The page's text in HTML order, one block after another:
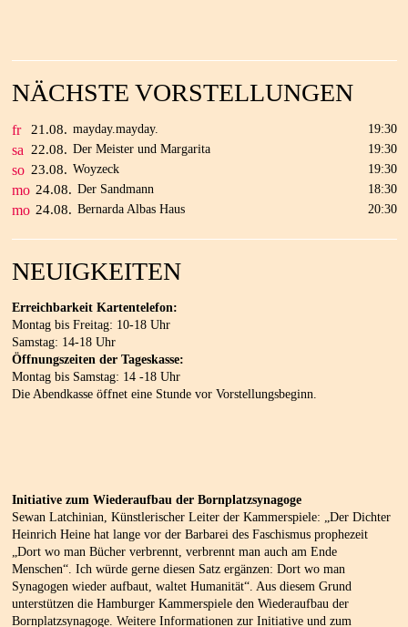
NÄCHSTE VORSTELLUNGEN
fr 21.08. mayday.mayday. 19:30
sa 22.08. Der Meister und Margarita 19:30
so 23.08. Woyzeck 19:30
mo 24.08. Der Sandmann 18:30
mo 24.08. Bernarda Albas Haus 20:30
NEUIGKEITEN
Erreichbarkeit Kartentelefon:
Montag bis Freitag: 10-18 Uhr
Samstag: 14-18 Uhr
Öffnungszeiten der Tageskasse:
Montag bis Samstag: 14 -18 Uhr
Die Abendkasse öffnet eine Stunde vor Vorstellungsbeginn.
Initiative zum Wiederaufbau der Bornplatzsynagoge
Sewan Latchinian, Künstlerischer Leiter der Kammerspiele: „Der Dichter
Heinrich Heine hat lange vor der Barbarei des Faschismus prophezeit
„Dort wo man Bücher verbrennt, verbrennt man auch am Ende
Menschen“. Ich würde gerne diesen Satz ergänzen: Dort wo man
Synagogen wieder aufbaut, waltet Humanität“. Aus diesem Grund
unterstützen die Hamburger Kammerspiele den Wiederaufbau der
Bornplatzsynagoge. Weitere Informationen zur Initiative und zum